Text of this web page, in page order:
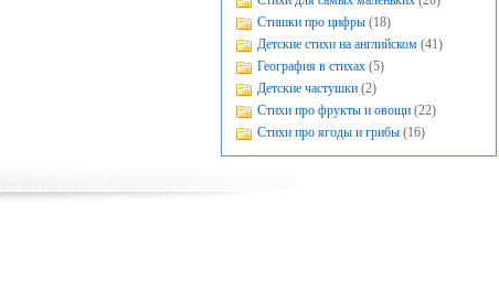
Стишки про цифры (18)
Детские стихи на английском (41)
География в стихах (5)
Детские частушки (2)
Стихи про фрукты и овощи (22)
Стихи про ягоды и грибы (16)